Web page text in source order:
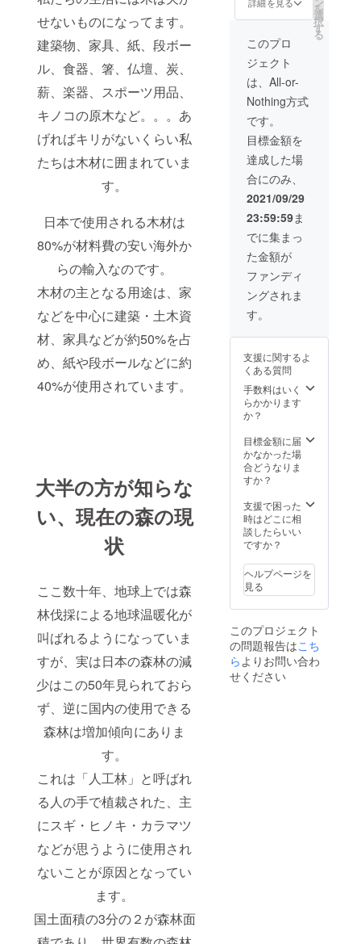
せないものになってます。
建築物、家具、紙、段ボー
ル、食器、箸、仏壇、炭、
薪、楽器、スポーツ用品、
キノコの原木など。。。あ
げればキリがないくらい私
たちは木材に囲まれていま
す。
日本で使用される木材は
80%が材料費の安い海外か
らの輸入なのです。
木材の主となる用途は、家
などを中心に建築・土木資
材、家具などが約50%を占
め、紙や段ボールなどに約
40%が使用されています。
大半の方が知らな
い、現在の森の現
状
ここ数十年、地球上では森
林伐採による地球温暖化が
叫ばれるようになっていま
すが、実は日本の森林の減
少はこの50年見られておら
ず、逆に国内の使用できる
森林は増加傾向にありま
す。
これは「人工林」と呼ばれ
る人の手で植裁された、主
にスギ・ヒノキ・カラマツ
などが思うように使用され
ないことが原因となってい
ます。
国土面積の3分の２が森林面
ます。
ル面
40cm〜
50cm×
40cm
50cm
重量：5
キロ 送
料は込
額は税
込で
す。
を
選
択
す
る
このプロ
ジェクト
は、All-or-
Nothing方式
です。
目標金額を
達成した場
合にのみ、
2021/09/29
23:59:59ま
でに集まっ
た金額が
ファンディ
ングされま
す。
支援に関するよ
くある質問
手数料はいく
らかかります
か？
目標金額に届
かなかった場
合どうなりま
すか？
支援で困った
時はどこに相
談したらいい
ですか？
ヘルプページを
見る
このプロジェクト
の問題報告はこち
らよりお問い合わ
せください